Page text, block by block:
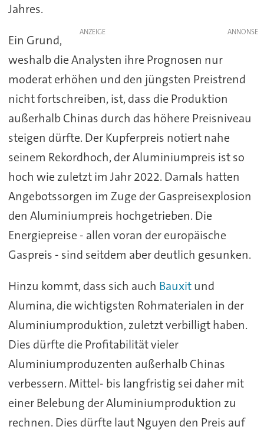
Jahres.
ANZEIGE
Ein Grund,
weshalb die Analysten ihre Prognosen nur
moderat erhöhen und den jüngsten Preistrend
nicht fortschreiben, ist, dass die Produktion
außerhalb Chinas durch das höhere Preisniveau
steigen dürfte. Der Kupferpreis notiert nahe
seinem Rekordhoch, der Aluminiumpreis ist so
hoch wie zuletzt im Jahr 2022. Damals hatten
Angebotssorgen im Zuge der Gaspreisexplosion
den Aluminiumpreis hochgetrieben. Die
Energiepreise - allen voran der europäische
Gaspreis - sind seitdem aber deutlich gesunken.
Hinzu kommt, dass sich auch Bauxitund
Alumina, die wichtigsten Rohmaterialen in der
Aluminiumproduktion, zuletzt verbilligt haben.
Dies dürfte die Profitabilität vieler
Aluminiumproduzenten außerhalb Chinas
verbessern. Mittel- bis langfristig sei daher mit
einer Belebung der Aluminiumproduktion zu
rechnen. Dies dürfte laut Nguyen den Preis auf